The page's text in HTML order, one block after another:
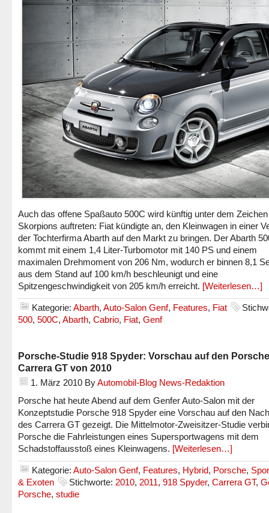
Auch das offene Spaßauto 500C wird künftig unter dem
Skorpions auftreten: Fiat kündigte an, den Kleinwagen in einer
der Tochterfirma Abarth auf den Markt zu bringen. Der Abarth
kommt mit einem 1,4 Liter-Turbomotor mit 140 PS und einem
maximalen Drehmoment von 206 Nm, wodurch er binnen 8,1
aus dem Stand auf 100 km/h beschleunigt und eine
Spitzengeschwindigkeit von 205 km/h erreicht. [Weiterlesen…]
Kategorie: Abarth, Auto-Salon Genf, Features, Fiat
500, 500C, Abarth, Cabrio, Fiat, Genf
Porsche-Studie 918 Spyder: Vorschau auf den Porsche
Carrera GT von 2010
1. März 2010 ByAutomobil-Blog News-Redaktion
Porsche hat heute Abend auf dem Genfer Auto-Salon mit der
Konzeptstudie Porsche 918 Spyder eine Vorschau auf den
des Carrera GT gezeigt. Die Mittelmotor-Zweisitzer-Studie
Porsche die Fahrleistungen eines Supersportwagens mit dem
Schadstoffausstoß eines Kleinwagens. [Weiterlesen…]
Kategorie: Auto-Salon Genf, Features, Hybrid, Porsche,
& Exoten
Stichworte: 2010, 2011, 918 Spyder, Carrera GT,
Porsche, studie